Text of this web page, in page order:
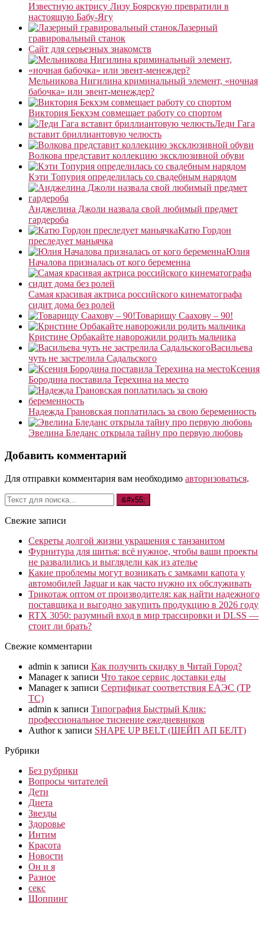
Известную актрису Лизу Боярскую превратили в
настоящую Бабу-Ягу
Лазерный
гравировальный станок
Сайт для серьезных знакомств
Мельникова Нигилина криминальный элемент, «ночная
бабочка» или эвент-менеждер?
Виктория Бекхэм совмещает работу со спортом
Леди Гага
вставит бриллиантовую челюсть
Волкова представит коллекцию эксклюзивной обуви
Кэти Топурия определилась со свадебным нарядом
Анджелина Джоли назвала свой любимый предмет
гардероба
Катю Гордон
преследует маньячка
Юлия
Началова призналась от кого беременна
Самая красивая актриса российского кинематографа
сидит дома без ролей
Товарищу Саахову – 90!
Кристине Орбакайте наворожили родить мальчика
Васильева
чуть не застрелила Садальского
Ксения
Бородина поставила Терехина на место
Надежда Грановская поплатилась за свою беременность
Эвелина Бледанс открыла тайну про первую любовь
Добавить комментарий
Для отправки комментария вам необходимо авторизоваться.
Свежие записи
Секреты долгой жизни украшения с танзанитом
Фурнитура для шитья: всё нужное, чтобы ваши проекты
не развалились и выглядели как из ателье
Какие проблемы могут возникать с замками капота у
автомобилей Jaguar и как часто нужно их обслуживать
Трикотаж оптом от производителя: как найти надежного
поставщика и выгодно закупить продукцию в 2026 году
RTX 3050: разумный вход в мир трассировки и DLSS —
стоит ли брать?
Свежие комментарии
admin к записи Как получить скидку в Читай Город?
Managerк записи Что такое сервис доставки еды
Managerк записи Сертификат соответствия ЕАЭС (ТР
ТС)
admin к записи Типография Быстрый Клик:
профессиональное тиснение ежедневников
Authorк записи SHAPE UP BELT (ШЕЙП АП БЕЛТ)
Рубрики
Без рубрики
Вопросы читателей
Дети
Диета
Звезды
Здоровье
Интим
Красота
Новости
Он и я
Разное
секс
Шоппинг